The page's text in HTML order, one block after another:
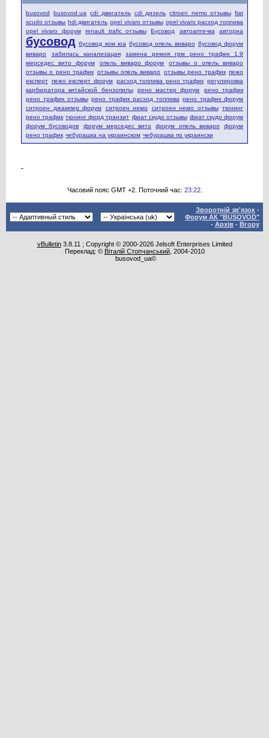
busovod busovod.ua cdi двигатель cdi дизель citroen nemo отзывы fiat
scudo отзывы hdi двигатель opel vivaro отзывы opel vivaro расход топлива
opel vivaro форум
renault trafic отзывы Бусовод автоаптечка авториа
бусовод бусовод ком юа бусовод опель виваро бусовод форум
виваро
забилась канализация
замена ремня грм рено трафик 1.9
мерседес вито форум
опель виваро форум
отзывы о опель виваро
отзывы о рено трафик отзывы опель виваро отзывы рено трафик пежо
експерт пежо експерт форум расход топлива рено трафик регулировка
карбюратора китайской бензопилы
рено мастер форум
рено трафик
рено трафик отзывы рено трафик расход топлива рено трафик форум
ситроен джампер форум
ситроен немо ситроен немо отзывы тюнинг
рено трафик тюнинг форд транзит фиат скудо отзывы фиат скудо форум
форум бусоводов
форум мерседес вито форум опель виваро
форум
рено трафик чебурашка на украинском чебурашка по украински
Часовий пояс GMT +2. Поточний час: 23:22.
Зворотній зв'язок -
Форум АК "BUSOVOD"
- Архів - Вгору
vBulletin3.8.11 ; Copyright © 2000-2026 Jelsoft Enterprises Limited
Переклад: © Віталій Стопчанський, 2004-2010
busovod_ua©